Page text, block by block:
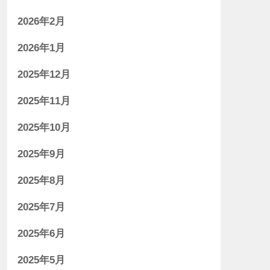
2026年2月
2026年1月
2025年12月
2025年11月
2025年10月
2025年9月
2025年8月
2025年7月
2025年6月
2025年5月